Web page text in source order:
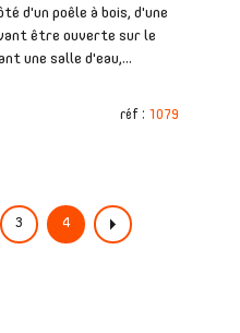
d'un poêle à bois, d'une
être ouverte sur le
une salle d'eau,...
réf : 1079
3 4